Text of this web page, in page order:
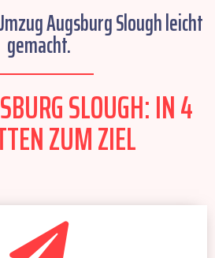
Augsburg Slough leicht
gemacht.
SLOUGH: IN 4
ZUM ZIEL